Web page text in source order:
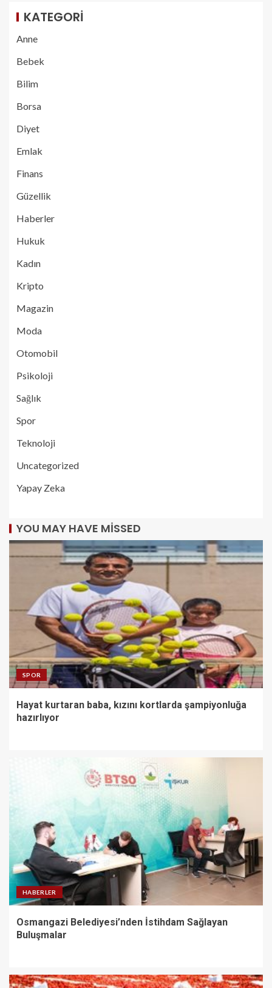
KATEGORI
Anne
Bebek
Bilim
Borsa
Diyet
Emlak
Finans
Güzellik
Haberler
Hukuk
Kadın
Kripto
Magazin
Moda
Otomobil
Psikoloji
Sağlık
Spor
Teknoloji
Uncategorized
Yapay Zeka
YOU MAY HAVE MISSED
SPOR
Hayat kurtaran baba, kızını kortlarda şampiyonluğa
hazırlıyor
HABERLER
Osmangazi Belediyesi’nden İstihdam Sağlayan
Buluşmalar